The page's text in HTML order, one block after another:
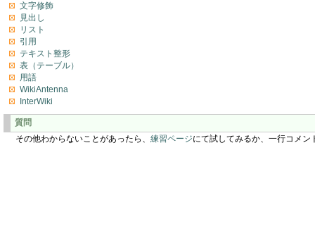
文字修飾
見出し
リスト
引用
テキスト整形
表（テーブル）
用語
WikiAntenna
InterWiki
質問
その他わからないことがあったら、 練習ページにて試してみるか、一行コメン